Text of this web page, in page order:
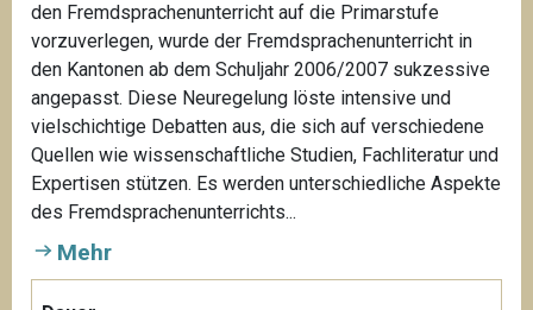
den Fremdsprachenunterricht auf die Primarstufe
vorzuverlegen, wurde der Fremdsprachenunterricht in
den Kantonen ab dem Schuljahr 2006/2007 sukzessive
angepasst. Diese Neuregelung löste intensive und
vielschichtige Debatten aus, die sich auf verschiedene
Quellen wie wissenschaftliche Studien, Fachliteratur und
Expertisen stützen. Es werden unterschiedliche Aspekte
des Fremdsprachenunterrichts...
Mehr